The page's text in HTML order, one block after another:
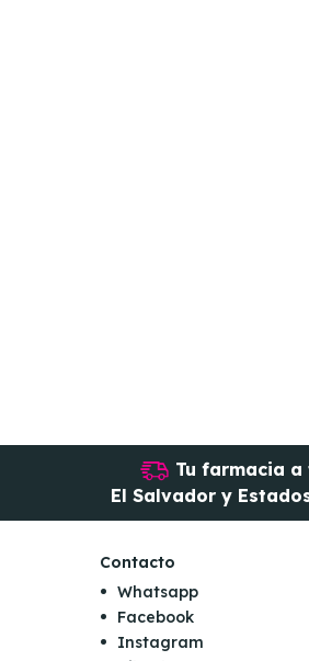
Tu farmacia a
El Salvador y
Contacto
Whatsapp
Facebook
Instagram